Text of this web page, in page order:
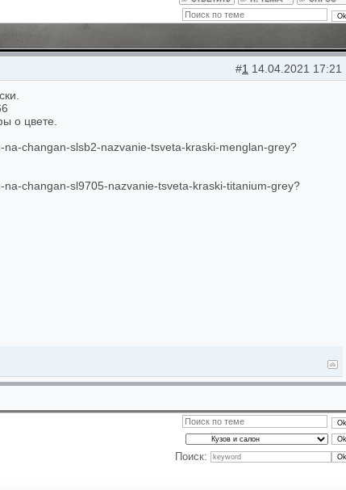
#1 14.04.2021 17:21
о цвете.
changan-slsb2-nazvanie-tsveta-kraski-menglan-grey?
changan-sl9705-nazvanie-tsveta-kraski-titanium-grey?
Поиск: